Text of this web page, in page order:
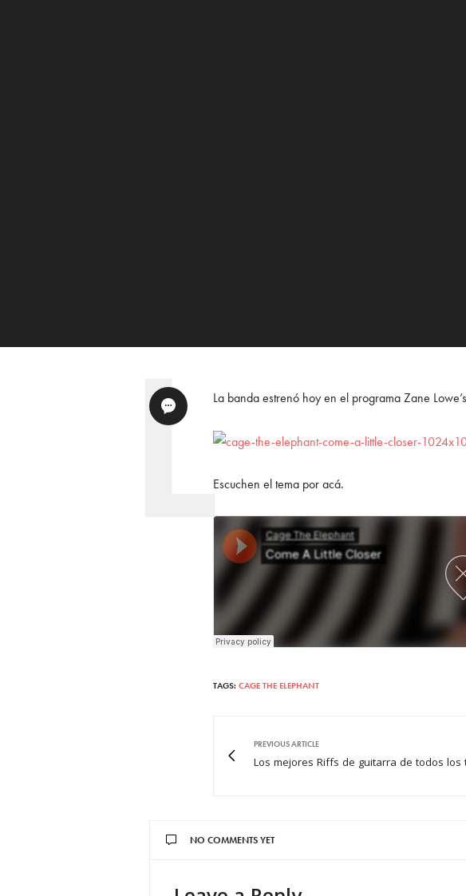
La banda estrenó hoy en el programa Zane
Escuchen el tema por acá.
TAGS: CAGE THE ELEPHANT
PREVIOUS ARTICLE
Los mejores Riffs de guitarra de todos los
NO COMMENTS YET